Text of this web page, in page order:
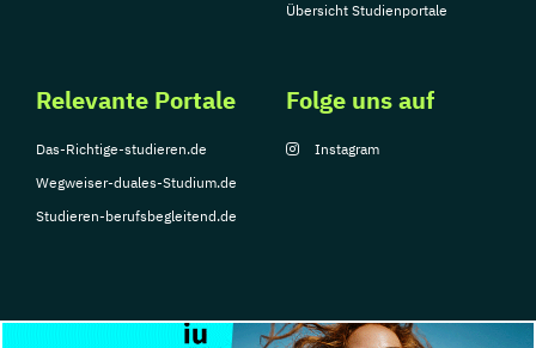
Übersicht Studienportale
Relevante Portale
Das-Richtige-studieren.de
Wegweiser-duales-Studium.de
Studieren-berufsbegleitend.de
Folge uns auf
Instagram